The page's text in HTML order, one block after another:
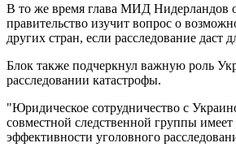
В то же время глава МИД Нидерландов
правительство изучит вопрос о
других стран, если расследование даст
Блок также подчеркнул важную роль
расследовании катастрофы.
"Юридическое сотрудничество с
совместной следственной группы
эффективности уголовного